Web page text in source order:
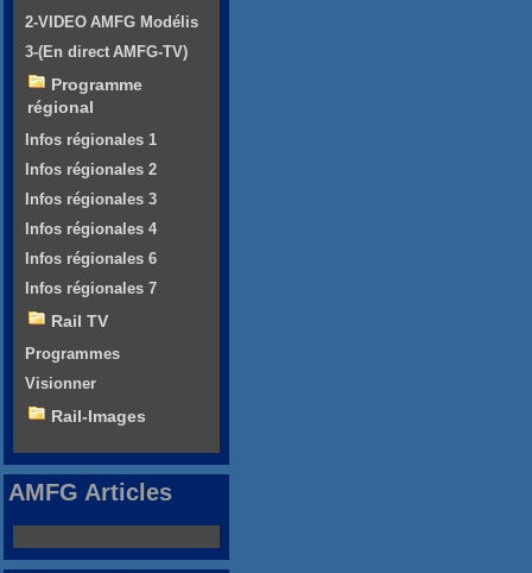
2-VIDEO AMFG Modélis
3-(En direct AMFG-TV)
Programme
régional
Infos régionales 1
Infos régionales 2
Infos régionales 3
Infos régionales 4
Infos régionales 6
Infos régionales 7
Rail TV
Programmes
Visionner
Rail-Images
AMFG Articles